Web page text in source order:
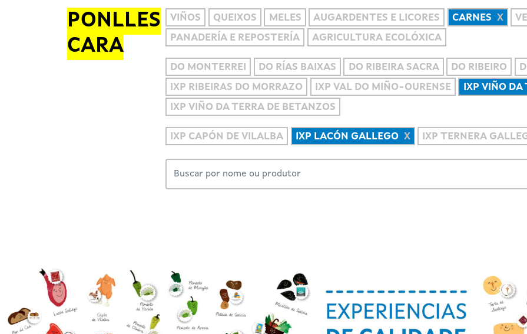
PONLLES
CARA
VIÑOS QUEIXOS MELES AUGARDENTES E LICORES CARNES
PANADERÍA E REPOSTERÍA
AGRICULTURA ECOLÓXICA
DO MONTERREI DO RÍAS BAIXAS DO RIBEIRA SACRA DO RIBEIRO
IXP RIBEIRAS DO MORRAZO
IXP VAL DO MIÑO-OURENSE
IXP VIÑO DA
IXP VIÑO DA TERRA DE BETANZOS
IXP CAPÓN DE VILALBA IXP LACÓN GALLEGO IXP TERNERA